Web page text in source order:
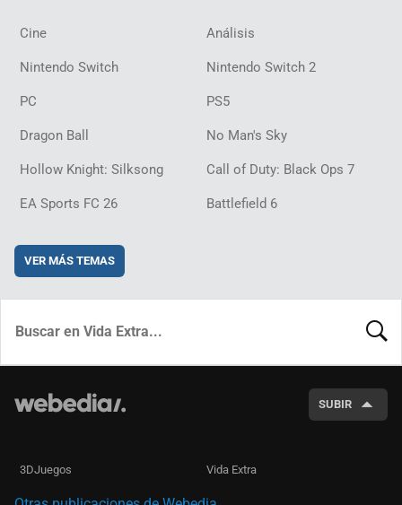
Cine Análisis
Nintendo Switch Nintendo Switch 2
PC PS5
Dragon Ball No Man's Sky
Hollow Knight: Silksong Call of Duty: Black Ops 7
EA Sports FC 26 Battlefield 6
VER MÁS TEMAS
SUBIR
3DJuegos Vida Extra